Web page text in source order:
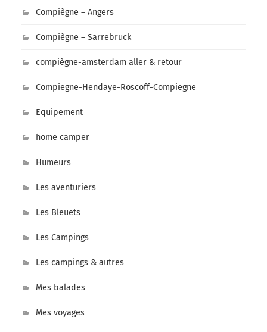
Compiègne – Angers
Compiègne – Sarrebruck
compiègne-amsterdam aller & retour
Compiegne-Hendaye-Roscoff-Compiegne
Equipement
home camper
Humeurs
Les aventuriers
Les Bleuets
Les Campings
Les campings & autres
Mes balades
Mes voyages